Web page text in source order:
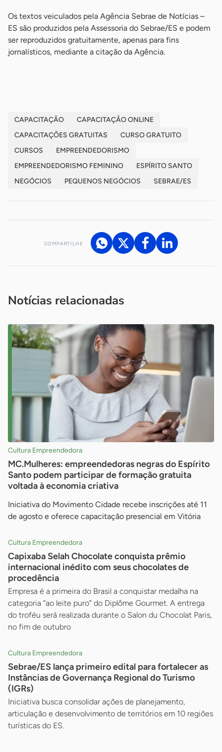
Os textos veiculados pela Agência Sebrae de Notícias –
ES são produzidos pela Assessoria do Sebrae/ES e podem
ser reproduzidos gratuitamente, apenas para fins
jornalísticos, mediante a citação da Agência.
CAPACITAÇÃO
CAPACITAÇÃO ONLINE
CAPACITAÇÕES GRATUITAS
CURSO GRATUITO
CURSOS
EMPREENDEDORISMO
EMPREENDEDORISMO FEMININO
ESPÍRITO SANTO
NEGÓCIOS
PEQUENOS NEGÓCIOS SEBRAE/ES
COMPARTILHE
Notícias relacionadas
Cultura Empreendedora
MC.Mulheres: empreendedoras negras do Espírito
Santo podem participar de formação gratuita
voltada à economia criativa
Iniciativa do Movimento Cidade recebe inscrições até 11
de agosto e oferece capacitação presencial em Vitória
Cultura Empreendedora
Capixaba Selah Chocolate conquista prêmio
internacional inédito com seus chocolates de
procedência
Empresa é a primeira do Brasil a conquistar medalha na
categoria ”ao leite puro” do Diplôme Gourmet. A entrega
do troféu será realizada durante o Salon du Chocolat Paris,
no fim de outubro
Cultura Empreendedora
Sebrae/ES lança primeiro edital para fortalecer as
Instâncias de Governança Regional do Turismo
(IGRs)
Iniciativa busca consolidar ações de planejamento,
articulação e desenvolvimento de territórios em 10 regiões
turísticas do ES.